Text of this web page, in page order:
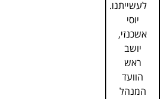
לעשייתנו.
יוסי
אשכנזי,
יושב
ראש
הוועד
המנהל